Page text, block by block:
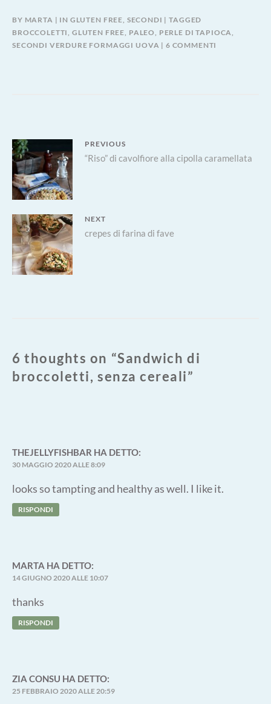
BY MARTA IN GLUTEN FREE SECONDI
TAGGED
BROCCOLETTI GLUTEN FREE PALEO PERLE DI TAPIOCA
SECONDI VERDURE FORMAGGI UOVA
6 COMMENTI
Navigazione
articoli
PREVIOUS
Previous
post:
“Riso” di cavolfiore alla cipolla caramellata
NEXT
Next
post:
crepes di farina di fave
6 thoughts on “Sandwich di
broccoletti, senza cereali”
THEJELLYFISHBAR HA DETTO:
30 MAGGIO 2020 ALLE 8:09
looks so tampting and healthy as well. I like it.
RISPONDI
MARTA HA DETTO:
14 GIUGNO 2020 ALLE 10:07
thanks
RISPONDI
ZIA CONSU HA DETTO:
25 FEBBRAIO 2020 ALLE 20:59